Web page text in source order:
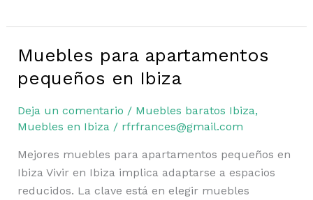
Muebles para apartamentos
pequeños en Ibiza
Deja un comentario / Muebles baratos Ibiza,
Muebles en Ibiza/ rfrfrances@gmail.com
Mejores muebles para apartamentos pequeños en
Ibiza Vivir en Ibiza implica adaptarse a espacios
reducidos. La clave está en elegir muebles
Muebles
apartamentos
pequeños
en